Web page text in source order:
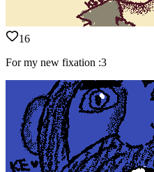
16
For my new fixation :3